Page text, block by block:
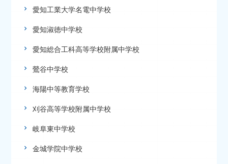
愛知工業大学名電中学校
愛知淑徳中学校
愛知総合工科高等学校附属中学校
鶯谷中学校
海陽中等教育学校
刈谷高等学校附属中学校
岐阜東中学校
金城学院中学校